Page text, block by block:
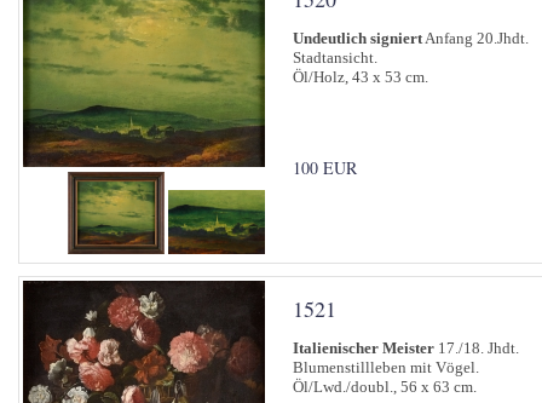
Undeutlich signiertAnfang 20.Jhdt.
Stadtansicht.
Öl/Holz, 43 x 53 cm.
100 EUR
1521
Italienischer Meister 17./18. Jhdt.
Blumenstillleben mit Vögel.
Öl/Lwd./doubl., 56 x 63 cm.